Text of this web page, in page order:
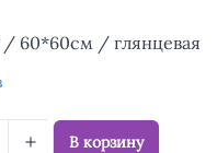
/ 60*60см / глянцевая
В корзину